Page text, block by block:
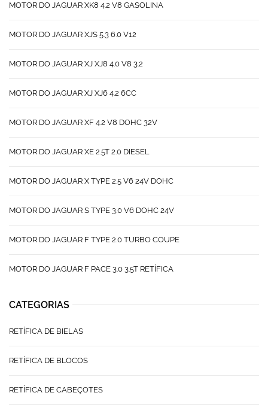
MOTOR DO JAGUAR XK8 4.2 V8 GASOLINA
MOTOR DO JAGUAR XJS 5.3 6.0 V12
MOTOR DO JAGUAR XJ XJ8 4.0 V8 3.2
MOTOR DO JAGUAR XJ XJ6 4.2 6CC
MOTOR DO JAGUAR XF 4.2 V8 DOHC 32V
MOTOR DO JAGUAR XE 2.5T 2.0 DIESEL
MOTOR DO JAGUAR X TYPE 2.5 V6 24V DOHC
MOTOR DO JAGUAR S TYPE 3.0 V6 DOHC 24V
MOTOR DO JAGUAR F TYPE 2.0 TURBO COUPE
MOTOR DO JAGUAR F PACE 3.0 3.5T RETÍFICA
CATEGORIAS
RETÍFICA DE BIELAS
RETÍFICA DE BLOCOS
RETÍFICA DE CABEÇOTES